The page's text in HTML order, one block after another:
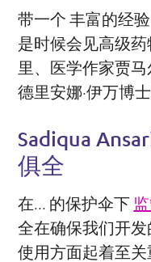
带一个丰富的经验
是时候会见高级
里、医学作家贾
德里安娜·伊万博士
Sadiqua
俱全
在... 的保护伞下
全在确保我们开
使用方面起着至